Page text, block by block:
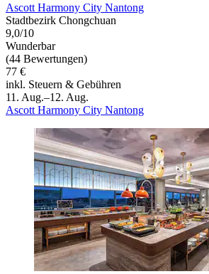
Ascott Harmony City Nantong
Stadtbezirk Chongchuan
9,0/10
Wunderbar
(44 Bewertungen)
77 €
inkl. Steuern & Gebühren
11. Aug.–12. Aug.
Ascott Harmony City Nantong